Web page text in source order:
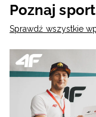
Poznaj
Sprawdź wszystkie